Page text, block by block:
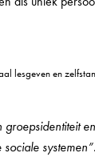
lesgeven en
groepsidentiteit
systemen”.